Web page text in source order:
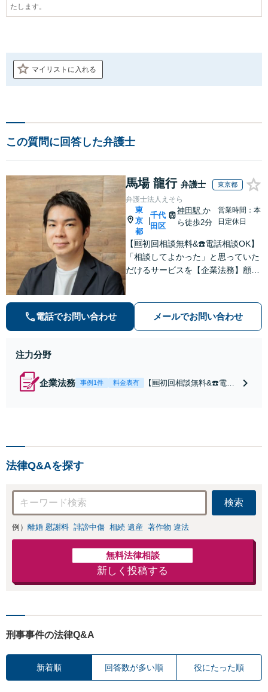
たします。
マイリストに入れる
この質問に回答した弁護士
馬場 龍行 弁護士 東京都
弁護士法人えそら
東
京
都
千代
田区
神田駅か
ら徒歩2分
営業時間：本
日定休日
【🆓初回相談無料&☎️電話相談OK】
「相談してよかった」と思っていた
だけるサービスを【企業法務】顧問
業法務プラン
電話でお問い合わせ メールでお問い合わせ
注力分野
企業法務 事例1件 料金表有
【🆓初回相談無料&☎️電話
法律Q&Aを探す
検索
例） 離婚 慰謝料 誹謗中傷 相続 遺産 著作物 違法
無料法律相談
新しく投稿する
刑事事件の法律Q&A
新着順 回答数が多い順 役にたった順